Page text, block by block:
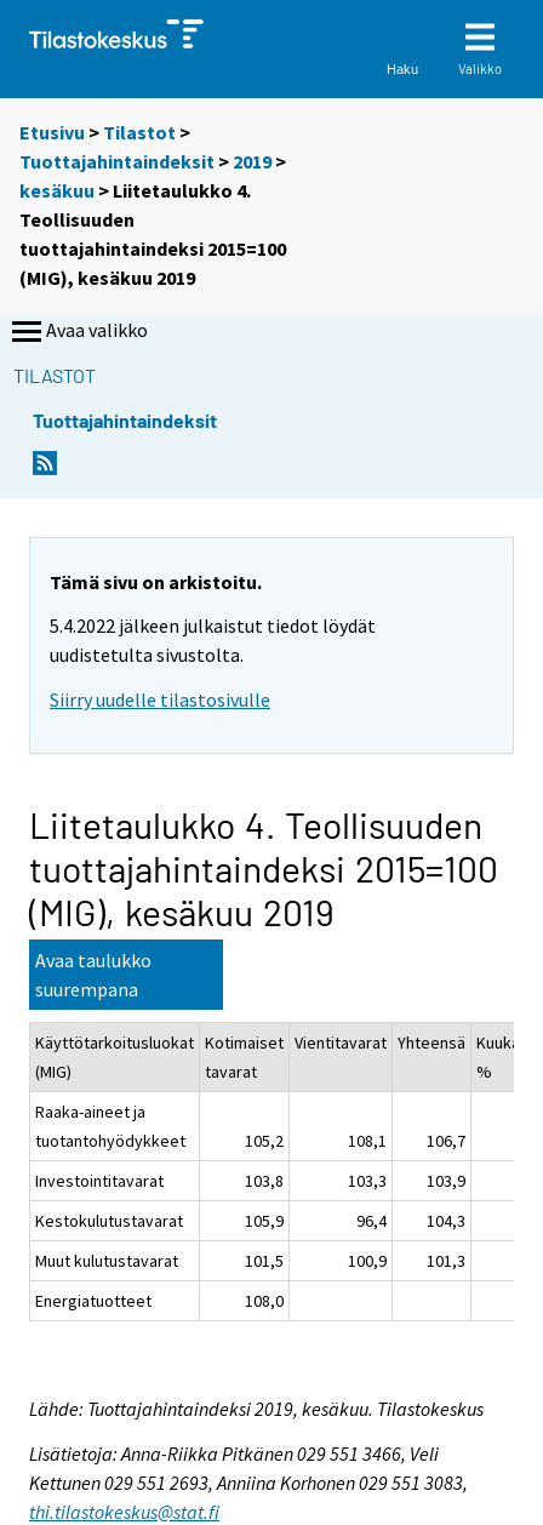
Haku Valikko
Etusivu > Tilastot >
Tuottajahintaindeksit > 2019>
kesäkuu > Liitetaulukko 4.
Teollisuuden
tuottajahintaindeksi 2015=100
(MIG), kesäkuu 2019
Avaa valikko
TILASTOT
Tuottajahintaindeksit
Tämä sivu on arkistoitu.
5.4.2022 jälkeen julkaistut tiedot löydät
uudistetulta sivustolta.
Siirry uudelle tilastosivulle
Liitetaulukko 4. Teollisuuden
tuottajahintaindeksi 2015=100
(MIG), kesäkuu 2019
Avaa taulukko
suurempana
Käyttötarkoitusluokat
(MIG)
Kotimaiset
tavarat
Vientitavarat Yhteensä
%
Raaka-aineet ja
tuotantohyödykkeet
105,2 108,1
106,7
Investointitavarat
103,8 103,3
103,9
Kestokulutustavarat
105,9 96,4
104,3
Muut kulutustavarat
101,5 100,9
101,3
Energiatuotteet
108,0
Lähde: Tuottajahintaindeksi 2019, kesäkuu. Tilastokeskus
Lisätietoja: Anna-Riikka Pitkänen 029 551 3466, Veli
Kettunen 029 551 2693, Anniina Korhonen 029 551 3083,
thi.tilastokeskus@stat.fi